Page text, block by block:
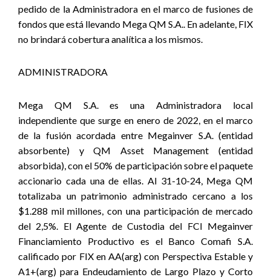
pedido de la Administradora en el marco de fusiones de
fondos que está llevando Mega QM S.A.. En adelante, FIX
no brindará cobertura analítica a los mismos.
ADMINISTRADORA
Mega QM S.A. es una Administradora local
independiente que surge en enero de 2022, en el marco
de la fusión acordada entre Megainver S.A. (entidad
absorbente) y QM Asset Management (entidad
absorbida), con el 50% de participación sobre el paquete
accionario cada una de ellas. Al 31-10-24, Mega QM
totalizaba un patrimonio administrado cercano a los
$1.288 mil millones, con una participación de mercado
del 2,5%. El Agente de Custodia del FCI Megainver
Financiamiento Productivo es el Banco Comafi S.A.
calificado por FIX en AA(arg) con Perspectiva Estable y
A1+(arg) para Endeudamiento de Largo Plazo y Corto